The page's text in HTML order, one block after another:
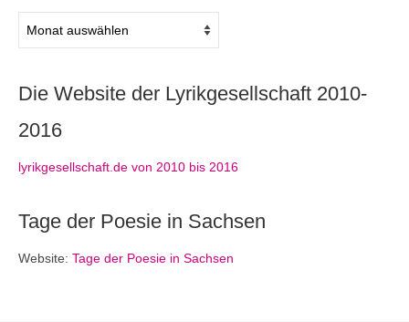
Die Website der Lyrikgesellschaft 2010-
2016
lyrikgesellschaft.de von 2010 bis 2016
Tage der Poesie in Sachsen
Website: Tage der Poesie in Sachsen